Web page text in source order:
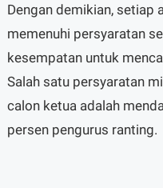
Dengan demikian, setiap
memenuhi persyaratan
kesempatan untuk
Salah satu persyaratan
calon ketua adalah
persen pengurus ranting.